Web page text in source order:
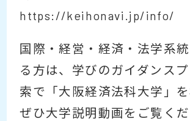
https://keihonavi.jp/info/
国際・経営・経済・法学系
る方は、学びのガイダンス
索で「大阪経済法科大学」を
ぜひ大学説明動画をご覧くだ